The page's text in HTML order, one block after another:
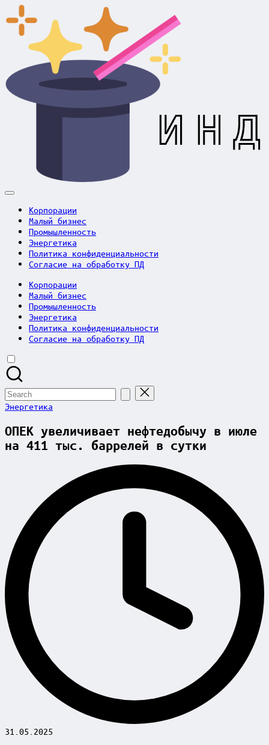
Skip
to
content
Индустрия
фокусеКорпорации
Малый бизнес
Промышленность
Энергетика
Политика конфиденциальности
Согласие на обработку ПД
Корпорации
Малый бизнес
Промышленность
Энергетика
Политика конфиденциальности
Согласие на обработку ПД
Search
for:
Posted
Энергетика
ОПЕК увеличивает нефтедобычу в июле
на 411 тыс. баррелей в сутки
31.05.2025